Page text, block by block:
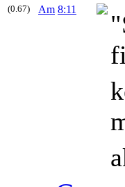
(0.67) Am 8:11